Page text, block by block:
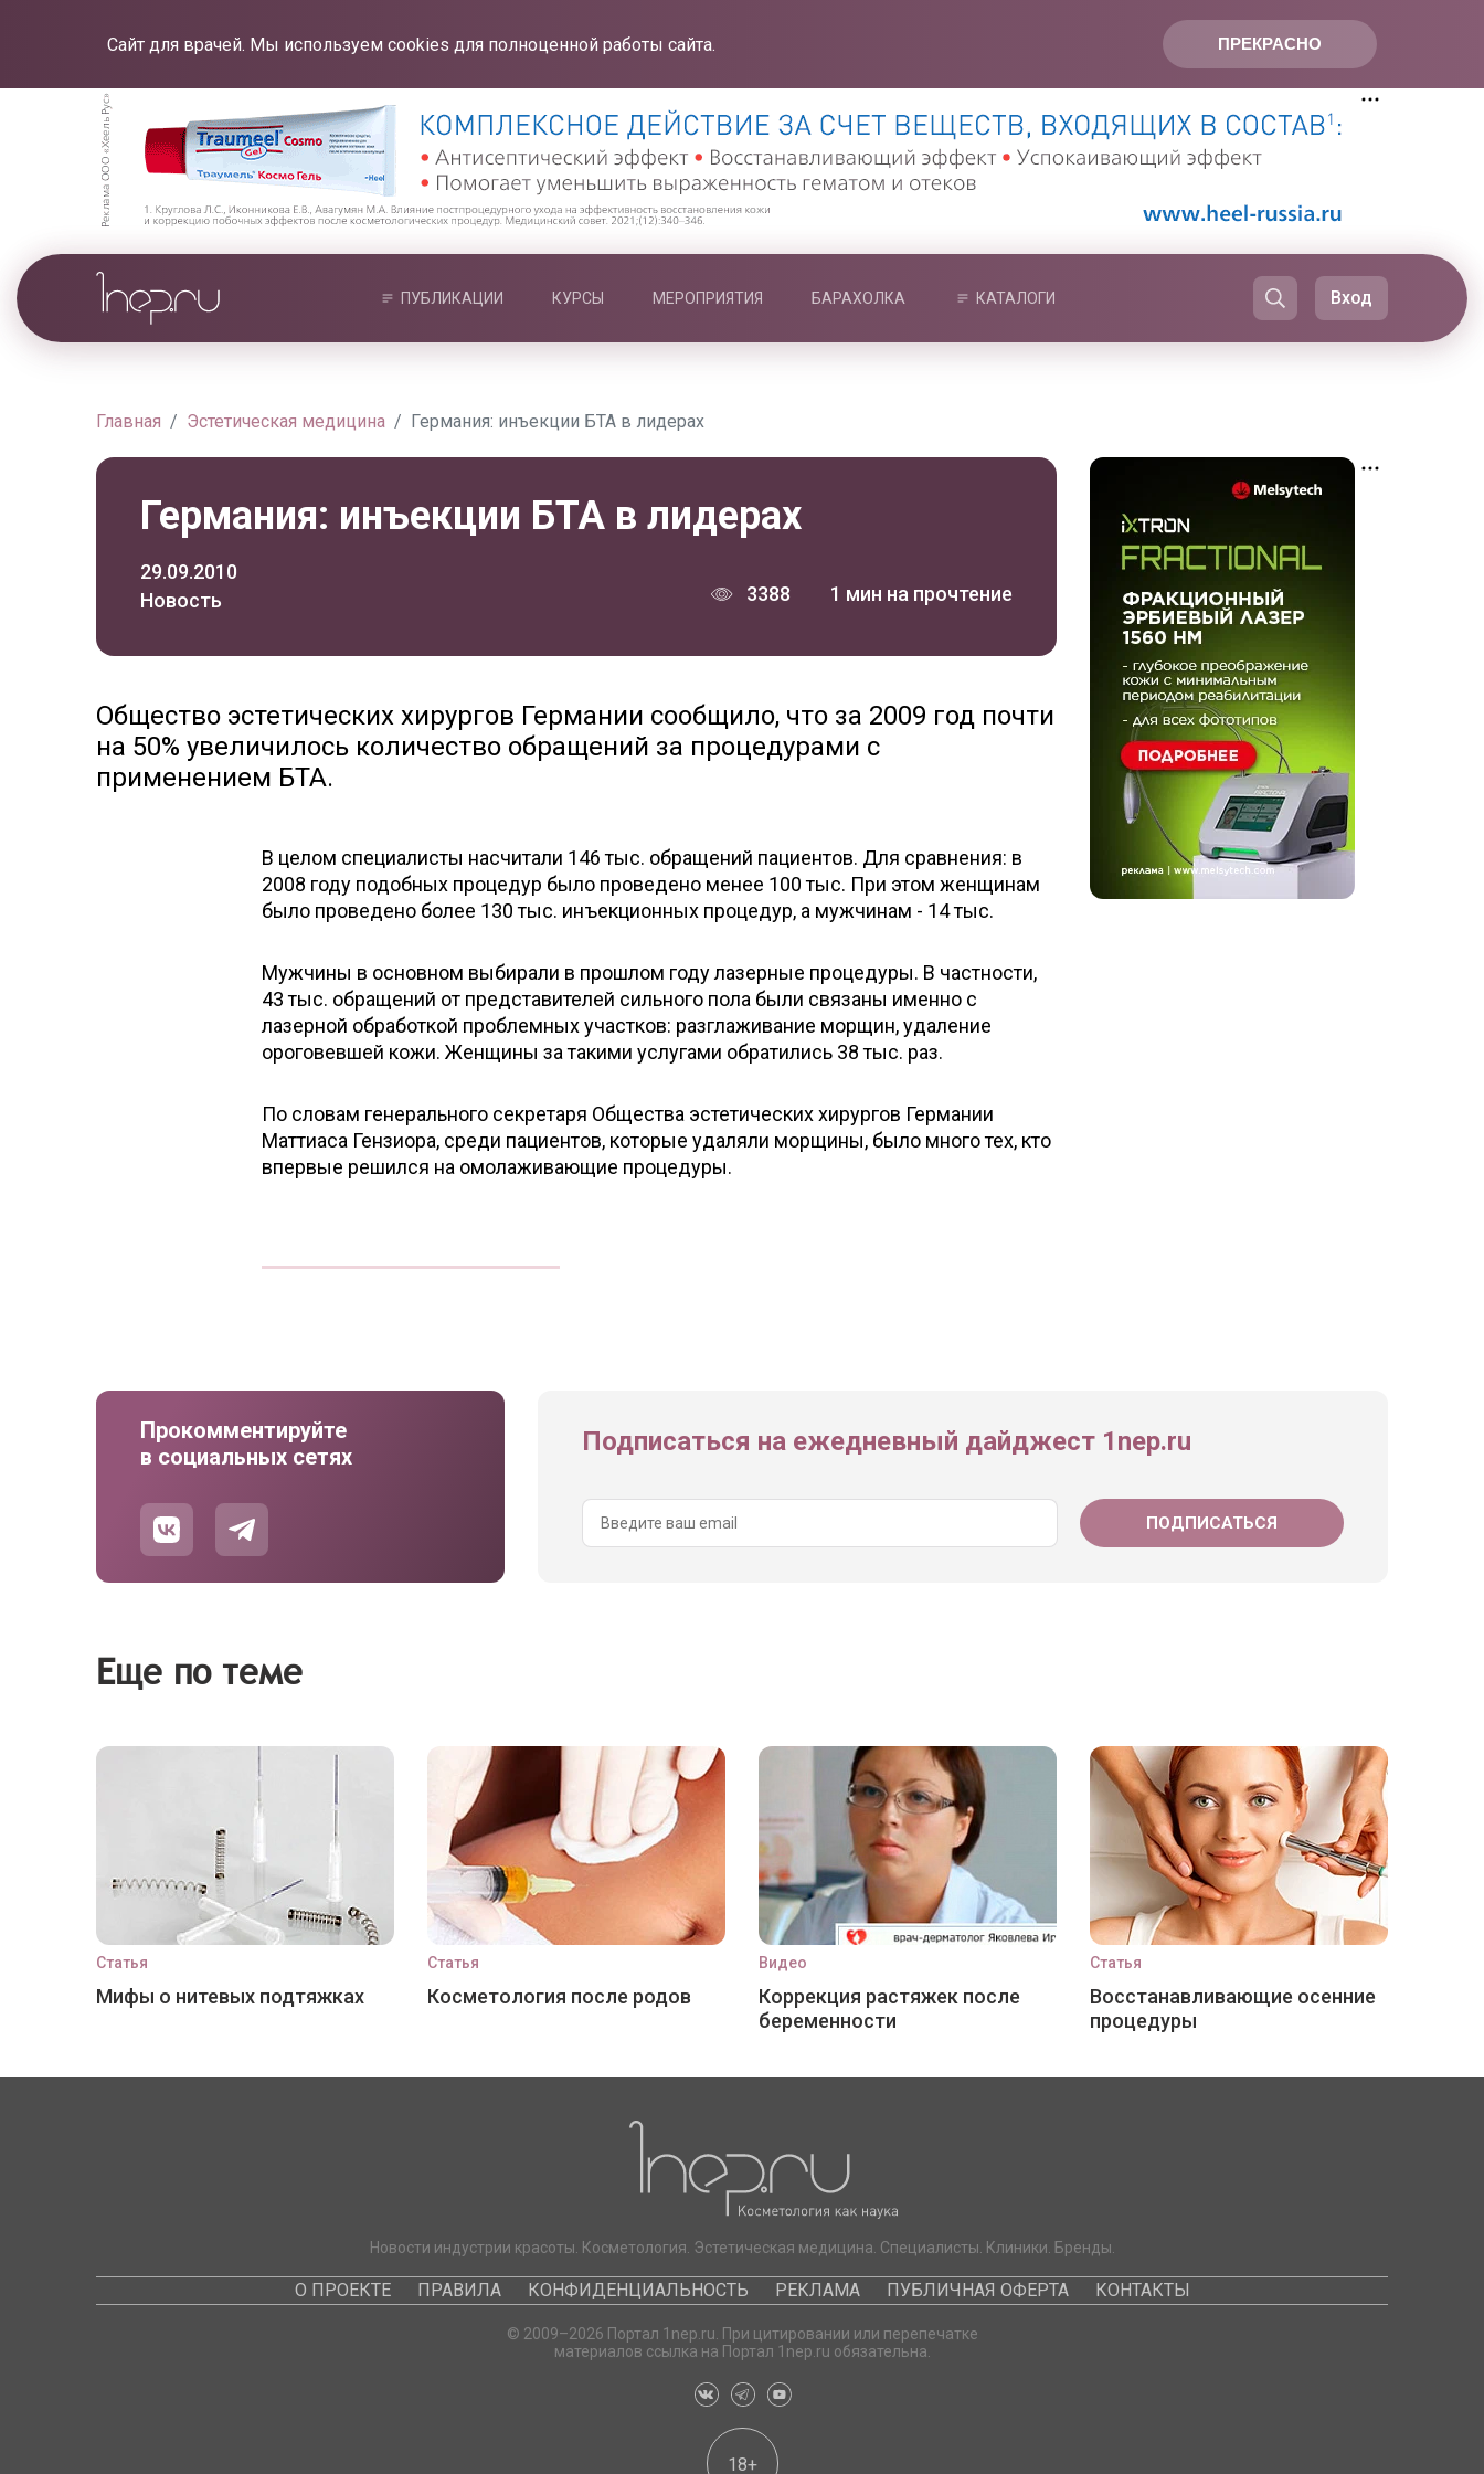
ПРЕКРАСНО
Сайт для врачей. Мы используем cookies для полноценной работы сайта.
ПУБЛИКАЦИИ КУРСЫ МЕРОПРИЯТИЯ БАРАХОЛКА КАТАЛОГИ Вход
Главная Эстетическая медицина Германия: инъекции БТА в лидерах
Германия: инъекции БТА в лидерах
29.09.2010
Новость
3388 1 мин на прочтение
Общество эстетических хирургов Германии сообщило, что за 2009 год почти
на 50% увеличилось количество обращений за процедурами с
применением БТА.
В целом специалисты насчитали 146 тыс. обращений пациентов. Для сравнения: в
2008 году подобных процедур было проведено менее 100 тыс. При этом женщинам
было проведено более 130 тыс. инъекционных процедур, а мужчинам - 14 тыс.
Мужчины в основном выбирали в прошлом году лазерные процедуры. В частности,
43 тыс. обращений от представителей сильного пола были связаны именно с
лазерной обработкой проблемных участков: разглаживание морщин, удаление
ороговевшей кожи. Женщины за такими услугами обратились 38 тыс. раз.
По словам генерального секретаря Общества эстетических хирургов Германии
Маттиаса Гензиора, среди пациентов, которые удаляли морщины, было много тех, кто
впервые решился на омолаживающие процедуры.
Прокомментируйте
в социальных сетях
Подписаться на ежедневный дайджест 1nep.ru
Еще по теме
Статья
Мифы о нитевых подтяжках
Статья
Косметология после родов
Видео
Коррекция растяжек после
беременности
Статья
Восстанавливающие осенние
процедуры
Новости индустрии красоты. Косметология. Эстетическая медицина. Специалисты. Клиники. Бренды.
О ПРОЕКТЕ ПРАВИЛА КОНФИДЕНЦИАЛЬНОСТЬ РЕКЛАМА ПУБЛИЧНАЯ ОФЕРТА КОНТАКТЫ
© 2009–2026 Портал 1nep.ru. При цитировании или перепечатке
материалов ссылка на Портал 1nep.ru обязательна.
18+